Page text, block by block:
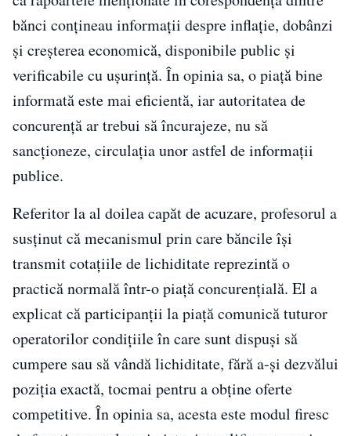
bănci conţineau informaţii despre inflaţie, dobânzi
şi creşterea economică, disponibile public şi
verificabile cu uşurinţă. În opinia sa, o piaţă bine
informată este mai eficientă, iar autoritatea de
concurenţă ar trebui să încurajeze, nu să
sancţioneze, circulaţia unor astfel de informaţii
publice.
Referitor la al doilea capăt de acuzare, profesorul a
susţinut că mecanismul prin care băncile îşi
transmit cotaţiile de lichiditate reprezintă o
practică normală într-o piaţă concurenţială. El a
explicat că participanţii la piaţă comunică tuturor
operatorilor condiţiile în care sunt dispuşi să
cumpere sau să vândă lichiditate, fără a-şi dezvălui
poziţia exactă, tocmai pentru a obţine oferte
competitive. În opinia sa, acesta este modul firesc